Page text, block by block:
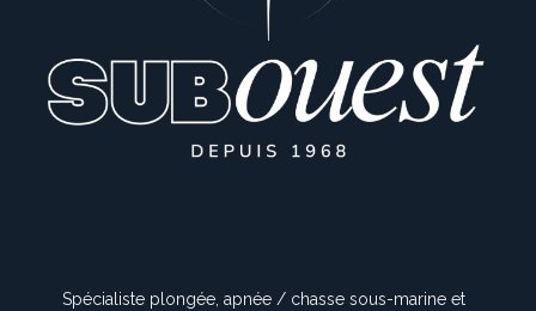
Spécialiste plongée, apnée / chasse sous-marine et